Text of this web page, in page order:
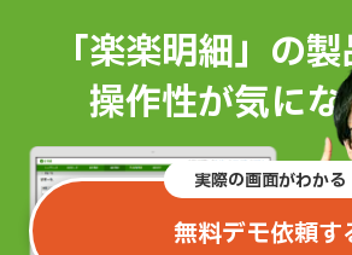
「楽楽明細」の
操作性が気に
実際の画面がわかる
無料デモ依頼す